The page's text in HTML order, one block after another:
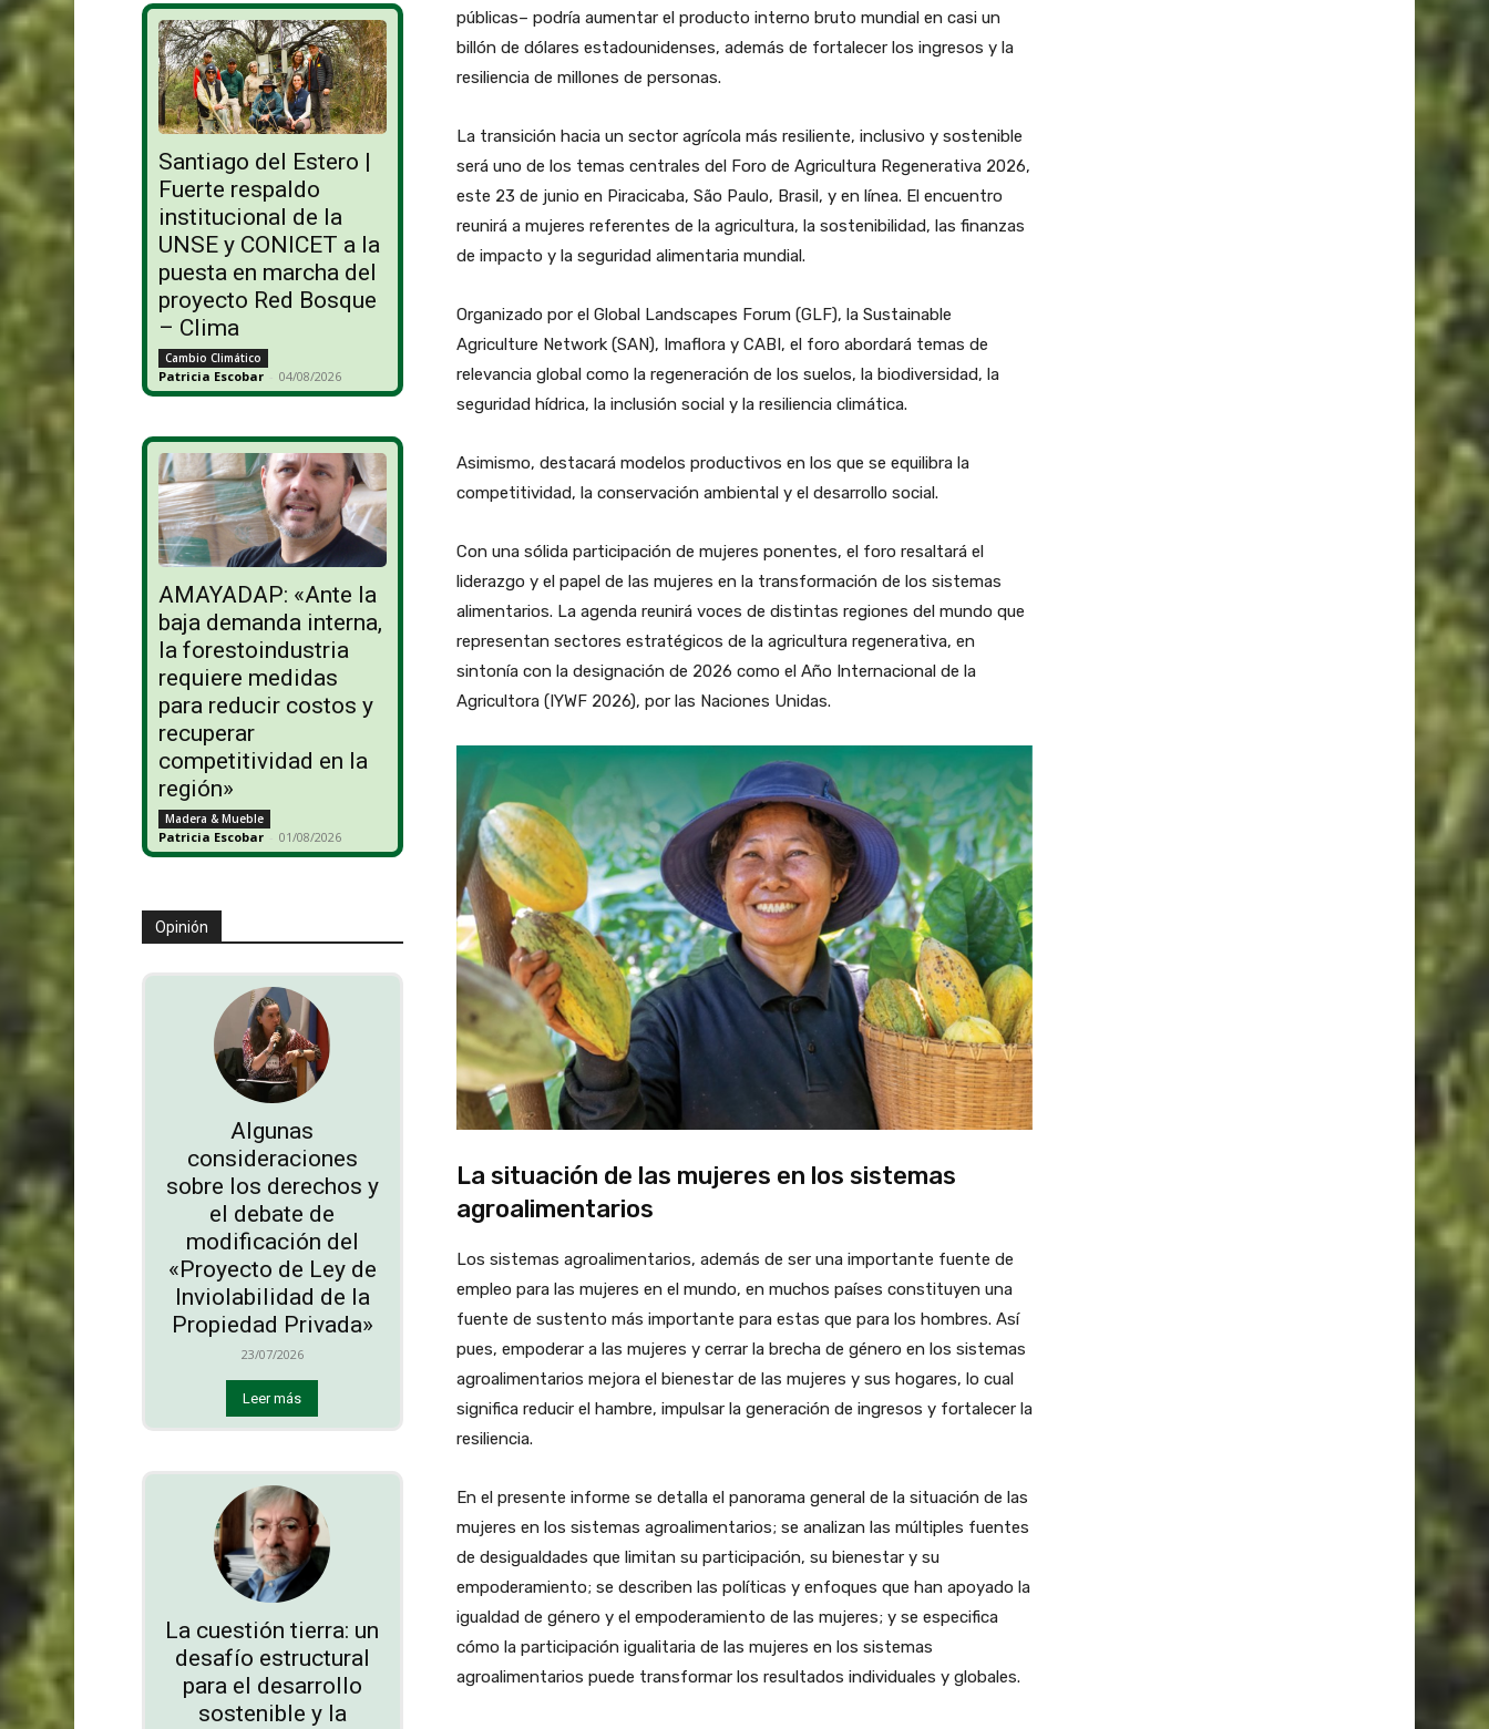
Santiago del Estero |
Fuerte respaldo
institucional de la
UNSE y CONICET a la
puesta en marcha del
proyecto Red Bosque
– Clima
Cambio Climático
Patricia Escobar - 04/08/2026
AMAYADAP: «Ante la
baja demanda interna,
la forestoindustria
requiere medidas
para reducir costos y
recuperar
competitividad en la
región»
Madera & Mueble
Patricia Escobar - 01/08/2026
Opinión
Algunas
consideraciones
sobre los derechos y
el debate de
modificación del
«Proyecto de Ley de
Inviolabilidad de la
Propiedad Privada»
23/07/2026
Leer más
La cuestión tierra: un
desafío estructural
para el desarrollo
sostenible y la
públicas– podría aumentar el producto interno bruto mundial en casi un
billón de dólares estadounidenses, además de fortalecer los ingresos y la
resiliencia de millones de personas.
La transición hacia un sector agrícola más resiliente, inclusivo y sostenible
será uno de los temas centrales del Foro de Agricultura Regenerativa 2026,
este 23 de junio en Piracicaba, São Paulo, Brasil, y en línea. El encuentro
reunirá a mujeres referentes de la agricultura, la sostenibilidad, las finanzas
de impacto y la seguridad alimentaria mundial.
Organizado por el Global Landscapes Forum (GLF), la Sustainable
Agriculture Network (SAN), Imaflora y CABI, el foro abordará temas de
relevancia global como la regeneración de los suelos, la biodiversidad, la
seguridad hídrica, la inclusión social y la resiliencia climática.
Asimismo, destacará modelos productivos en los que se equilibra la
competitividad, la conservación ambiental y el desarrollo social.
Con una sólida participación de mujeres ponentes, el foro resaltará el
liderazgo y el papel de las mujeres en la transformación de los sistemas
alimentarios. La agenda reunirá voces de distintas regiones del mundo que
representan sectores estratégicos de la agricultura regenerativa, en
sintonía con la designación de 2026 como el Año Internacional de la
Agricultora (IYWF 2026), por las Naciones Unidas.
La situación de las mujeres en los sistemas
agroalimentarios
Los sistemas agroalimentarios, además de ser una importante fuente de
empleo para las mujeres en el mundo, en muchos países constituyen una
fuente de sustento más importante para estas que para los hombres. Así
pues, empoderar a las mujeres y cerrar la brecha de género en los sistemas
agroalimentarios mejora el bienestar de las mujeres y sus hogares, lo cual
significa reducir el hambre, impulsar la generación de ingresos y fortalecer la
resiliencia.
En el presente informe se detalla el panorama general de la situación de las
mujeres en los sistemas agroalimentarios; se analizan las múltiples fuentes
de desigualdades que limitan su participación, su bienestar y su
empoderamiento; se describen las políticas y enfoques que han apoyado la
igualdad de género y el empoderamiento de las mujeres; y se especifica
cómo la participación igualitaria de las mujeres en los sistemas
agroalimentarios puede transformar los resultados individuales y globales.